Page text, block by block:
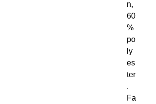
n,
60
%
po
ly
es
ter
.
Fa